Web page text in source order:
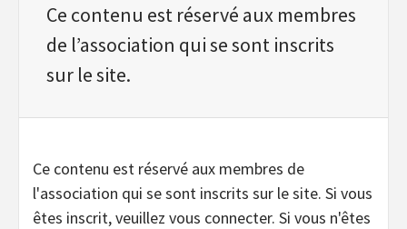
Ce contenu est réservé aux membres
de l’association qui se sont inscrits
sur le site.
Ce contenu est réservé aux membres de
l'association qui se sont inscrits sur le site. Si vous
êtes inscrit, veuillez vous connecter. Si vous n'êtes